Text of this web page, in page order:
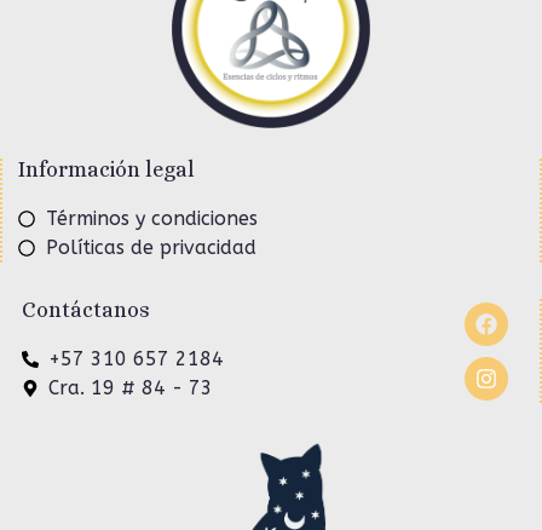
Información legal
Términos y condiciones
Políticas de privacidad
Contáctanos
+57 310 657 2184
Cra. 19 # 84 - 73